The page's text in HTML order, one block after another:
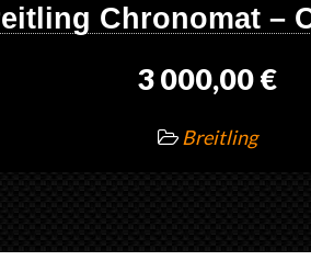
Chronomat –
3 000,00 €
Breitling